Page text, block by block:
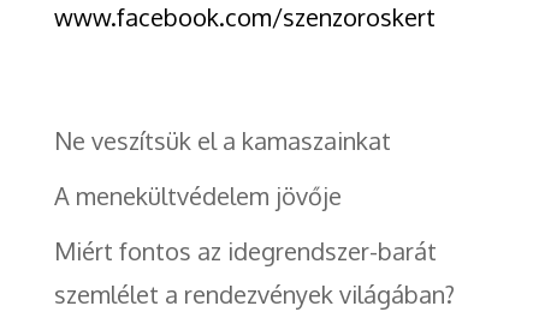
www.facebook.com/szenzoroskert
Ne veszítsük el a kamaszainkat
A menekültvédelem jövője
Miért fontos az idegrendszer-barát
szemlélet a rendezvények világában?